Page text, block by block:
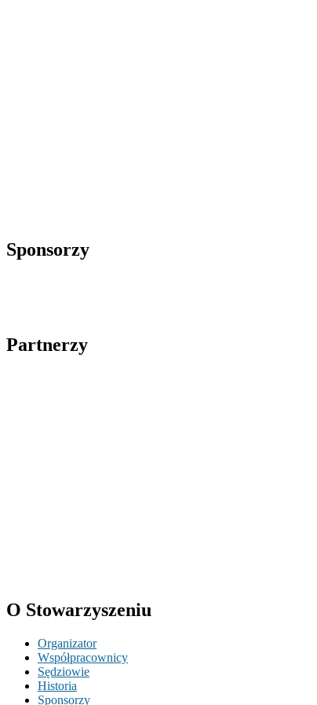
Sponsorzy
Partnerzy
O Stowarzyszeniu
Organizator
Współpracownicy
Sędziowie
Historia
Sponsorzy